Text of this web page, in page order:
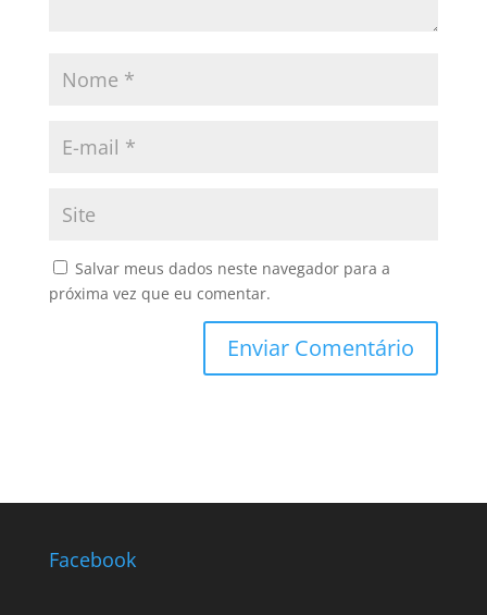
Salvar meus dados neste navegador para a
próxima vez que eu comentar.
Facebook